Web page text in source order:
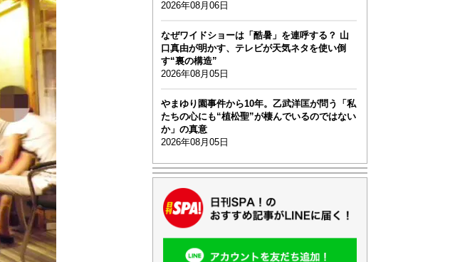
2026年08月06日
なぜワイドショーは「酷暑」を連呼する？ 山
口真由が明かす、テレビが天気ネタを使い倒
す“裏の構造”
2026年08月05日
やまゆり園事件から10年。乙武洋匡が問う「私
たちの心にも“植松聖”が棲んでいるのではない
か」の真意
2026年08月05日